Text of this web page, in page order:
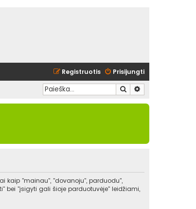
Prisijungti
Registruotis
Ieškoti
kaip "mainau", "dovanoju", parduodu",
bei "įsigyti gali šioje parduotuvėje" leidžiami,